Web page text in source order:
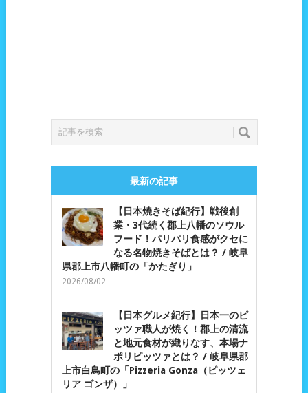
最新の記事
【日本焼きそば紀行】戦後創
業・3代続く郡上八幡のソウル
フード！パリパリ食感がクセに
なる名物焼きそばとは？ / 岐阜
県郡上市八幡町の「かたぎり」
2026/08/02
【日本グルメ紀行】日本一のピ
ッツァ職人が焼く！郡上の清流
と地元食材が織りなす、本場ナ
ポリピッツァとは？ / 岐阜県郡
上市白鳥町の「Pizzeria Gonza（ピッツェ
リア ゴンザ）」